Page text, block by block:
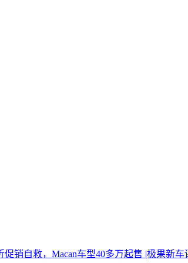
销自救，Macan车型40多万起售 |极果新车